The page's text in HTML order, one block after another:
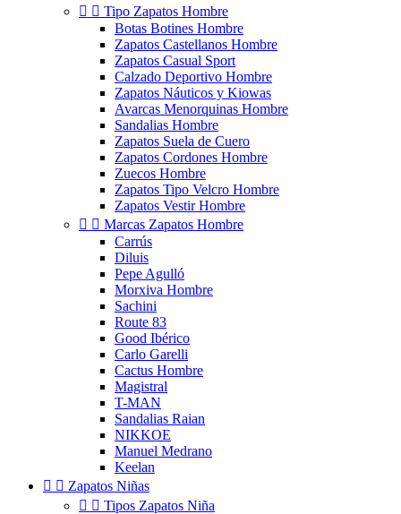
  Tipo Zapatos Hombre
Botas Botines Hombre
Zapatos Castellanos Hombre
Zapatos Casual Sport
Calzado Deportivo Hombre
Zapatos Náuticos y Kiowas
Avarcas Menorquinas Hombre
Sandalias Hombre
Zapatos Suela de Cuero
Zapatos Cordones Hombre
Zuecos Hombre
Zapatos Tipo Velcro Hombre
Zapatos Vestir Hombre
  Marcas Zapatos Hombre
Carrús
Diluis
Pepe Agulló
Morxiva Hombre
Sachini
Route 83
Good Ibérico
Carlo Garelli
Cactus Hombre
Magistral
T-MAN
Sandalias Raian
NIKKOE
Manuel Medrano
Keelan
  Zapatos Niñas
  Tipos Zapatos Niña